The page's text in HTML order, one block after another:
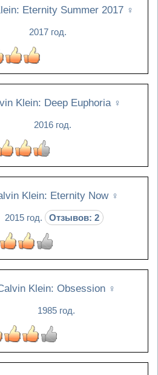
Eternity Summer 2017 ♀
2017 год.
Klein: Deep Euphoria ♀
2016 год.
Klein: Eternity Now ♀
2015 год. Отзывов: 2
Klein: Obsession ♀
1985 год.